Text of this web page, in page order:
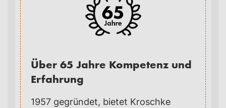
Über 65 Jahre Kompetenz und
Erfahrung
1957 gegründet, bietet Kroschke